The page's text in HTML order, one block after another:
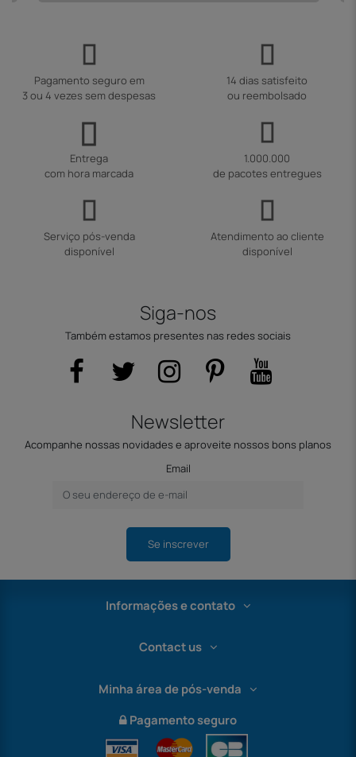
Pagamento seguro em
3 ou 4 vezes sem despesas
14 dias satisfeito
ou reembolsado
Entrega
com hora marcada
1.000.000
de pacotes entregues
Serviço pós-venda
disponível
Atendimento ao cliente
disponível
Siga-nos
Também estamos presentes nas redes sociais
Newsletter
Acompanhe nossas novidades e aproveite nossos bons planos
Email
Se inscrever
Informações e contato
Contact us
Minha área de pós-venda
Pagamento seguro